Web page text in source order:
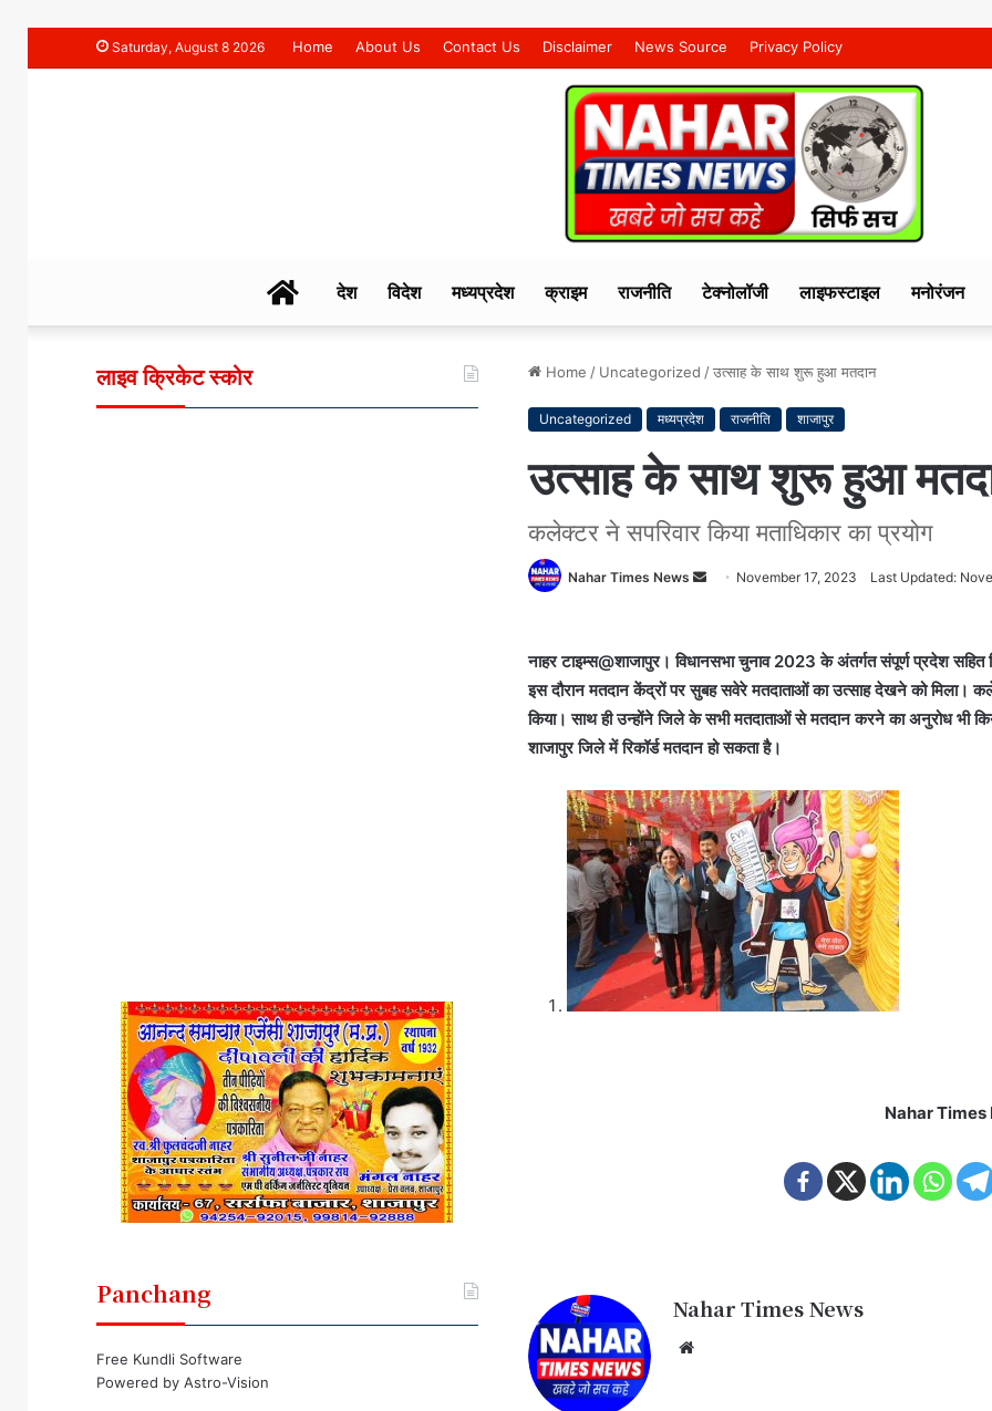
Saturday, August 8 2026 Home About Us Contact Us Disclaimer News Source Privacy Policy
NAHAR
देश विदेश मध्यप्रदेश क्राइम राजनीति टेक्नोलॉजी लाइफस्टाइल मनोरंजन
Home / Uncategorized /उत्साह के साथ शुरू हुआ मतदान
Uncategorized मध्यप्रदेश राजनीति शाजापुर
उत्साह के साथ शुरू हुआ
कलेक्टर ने सपरिवार किया मताधिकार का प्रयोग
Nahar Times News
d
a
e
a
i
l
November 17, 2023 Last Updated:
नाहर टाइम्स@शाजापुर। विधानसभा चुनाव 2023 के अंतर्गत संपूर्ण प्रदेश
इस दौरान मतदान केंद्रों पर सुबह सवेरे मतदाताओं का उत्साह देखने को मिला।
किया। साथ ही उन्होंने जिले के सभी मतदाताओं से मतदान करने का अनुरोध भी
शाजापुर जिले में रिकॉर्ड मतदान हो सकता है।
Nahar Times
Nahar Times News
लाइव क्रिकेट स्कोर
Panchang
Free Kundli Software
Powered by Astro-Vision